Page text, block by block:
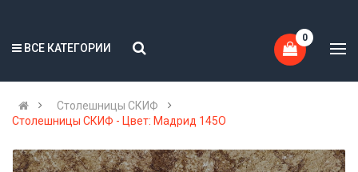
ВСЕ КАТЕГОРИИ
0
Столешницы СКИФ
Столешницы СКИФ - Цвет: Мадрид 145О